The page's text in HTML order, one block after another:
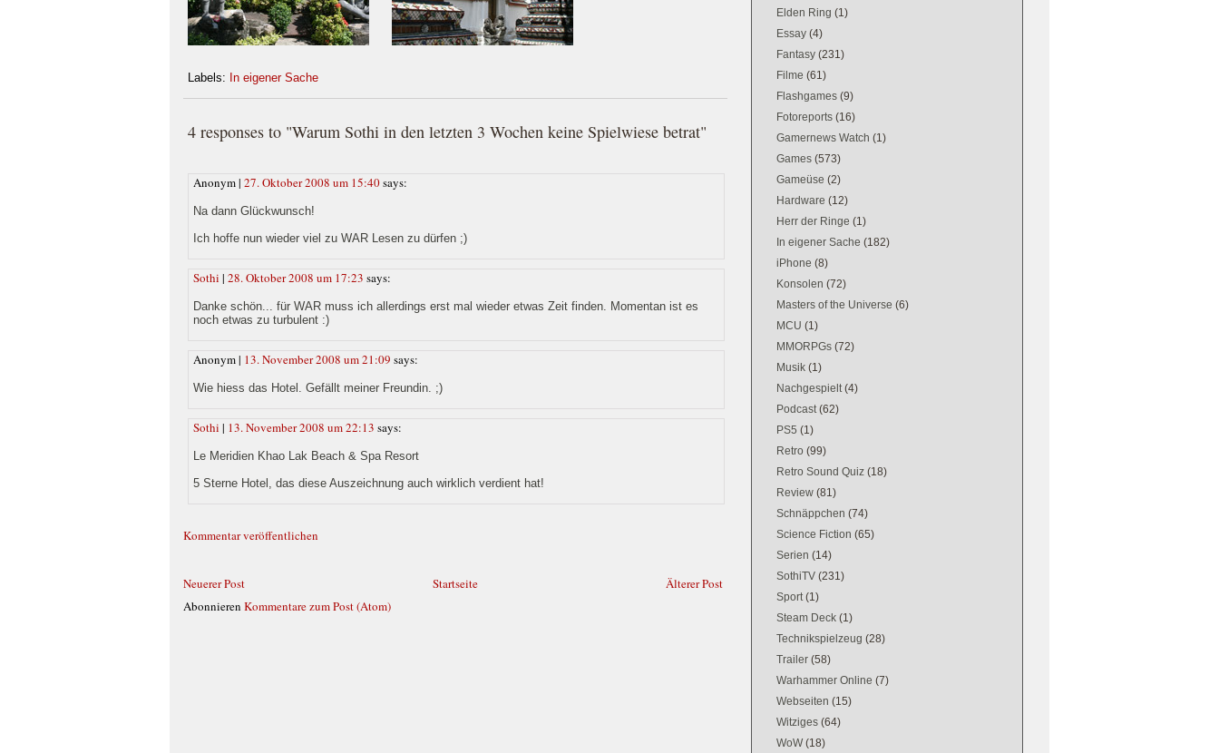
Labels: In eigener Sache
4 responses to "Warum Sothi in den letzten 3 Wochen keine Spielwiese betrat"
Anonym | 27. Oktober 2008 um 15:40says:
Na dann Glückwunsch!
Ich hoffe nun wieder viel zu WAR Lesen zu dürfen ;)
Sothi | 28. Oktober 2008 um 17:23 says:
Danke schön... für WAR muss ich allerdings erst mal wieder etwas Zeit finden. Momentan ist es
noch etwas zu turbulent :)
Anonym | 13. November 2008 um 21:09 says:
Wie hiess das Hotel. Gefällt meiner Freundin. ;)
Sothi | 13. November 2008 um 22:13 says:
Le Meridien Khao Lak Beach & Spa Resort
5 Sterne Hotel, das diese Auszeichnung auch wirklich verdient hat!
Kommentar veröffentlichen
Neuerer Post Älterer Post
Startseite
Abonnieren Kommentare zum Post (Atom)
Elden Ring (1)
Essay (4)
Fantasy (231)
Filme (61)
Flashgames (9)
Fotoreports (16)
Gamernews Watch (1)
Games (573)
Gameüse (2)
Hardware (12)
Herr der Ringe (1)
In eigener Sache (182)
iPhone (8)
Konsolen (72)
Masters of the Universe (6)
MCU (1)
MMORPGs (72)
Musik (1)
Nachgespielt (4)
Podcast (62)
PS5 (1)
Retro (99)
Retro Sound Quiz (18)
Review (81)
Schnäppchen (74)
Science Fiction (65)
Serien (14)
SothiTV (231)
Sport (1)
Steam Deck (1)
Technikspielzeug (28)
Trailer (58)
Warhammer Online (7)
Webseiten (15)
Witziges (64)
WoW (18)